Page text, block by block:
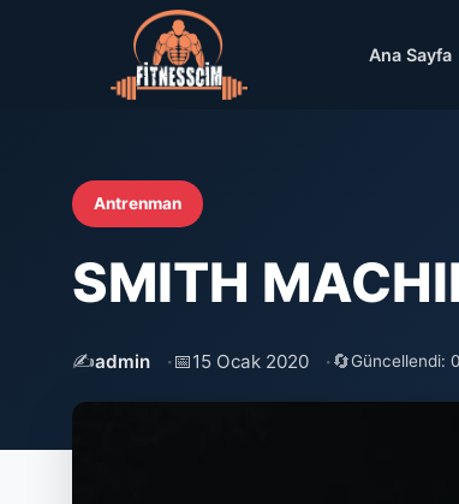
Ana Sayfa
Antrenman
SMITH
✍️admin 📅15 Ocak 2020 🔄Güncellendi: